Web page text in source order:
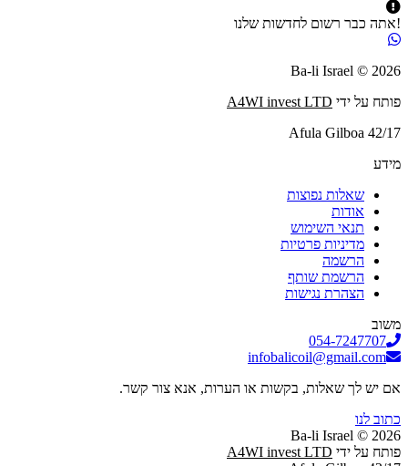
!אתה כבר רשום לחדשות שלנו
2026 © Ba-li Israel
פותח על ידי A4WI invest LTD
Afula Gilboa 42/17
מידע
שאלות נפוצות
אודות
תנאי השימוש
מדיניות פרטיות
הרשמה
הרשמת שותף
הצהרת נגישות
משוב
054-7247707
infobalicoil@gmail.com
אם יש לך שאלות, בקשות או הערות, אנא צור קשר.
כתוב לנו
2026 © Ba-li Israel
פותח על ידי A4WI invest LTD